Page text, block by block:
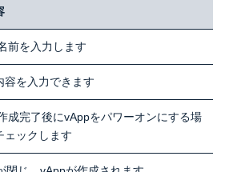
前を入力します
容を入力できます
成完了後にvAppをパワーオンにする場
ェックします